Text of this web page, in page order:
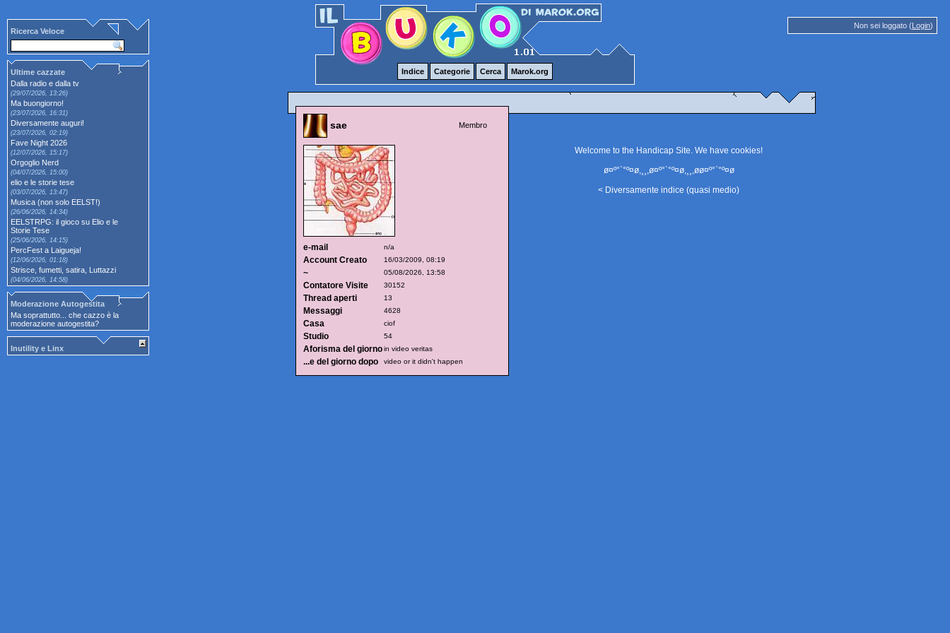
Non sei loggato (Login)
Indice Categorie Cerca Marok.org
Ricerca Veloce
Ultime cazzate
Dalla radio e dalla tv
(29/07/2026, 13:26)
Ma buongiorno!
(23/07/2026, 16:31)
Diversamente auguri!
(23/07/2026, 02:19)
Fave Night 2026
(12/07/2026, 15:17)
Orgoglio Nerd
(04/07/2026, 15:00)
elio e le storie tese
(03/07/2026, 13:47)
Musica (non solo EELST!)
(26/06/2026, 14:34)
EELSTRPG: il gioco su Elio e le
Storie Tese
(25/06/2026, 14:15)
PercFest a Laigueja!
(12/06/2026, 01:18)
Strisce, fumetti, satira, Luttazzi
(04/06/2026, 14:58)
Moderazione Autogestita
Ma soprattutto... che cazzo è la
moderazione autogestita?
Inutility e Linx
sae Membro
e-mail n/a
Account Creato 16/03/2009, 08:19
~ 05/08/2026, 13:58
Contatore Visite 30152
Thread aperti 13
Messaggi 4628
Casa ciof
Studio 54
Aforisma del giorno in video veritas
...e del giorno dopo video or it didn't happen
Welcome to the Handicap Site. We have cookies!
ø¤º°`°º¤ø,¸¸,ø¤º°`°º¤ø,¸¸,øø¤º°`°º¤ø
< Diversamente indice (quasi medio)